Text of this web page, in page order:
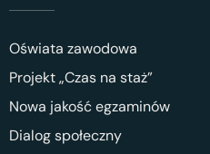
Oświata zawodowa
Projekt „Czas na staż”
Nowa jakość egzaminów
Dialog społeczny